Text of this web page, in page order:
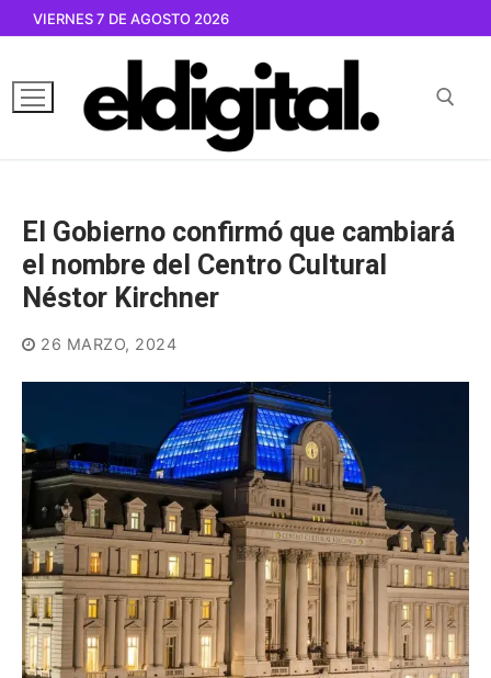
contenido
VIERNES 7 DE AGOSTO 2026
El Gobierno confirmó que cambiará
el nombre del Centro Cultural
Néstor Kirchner
26 MARZO, 2024